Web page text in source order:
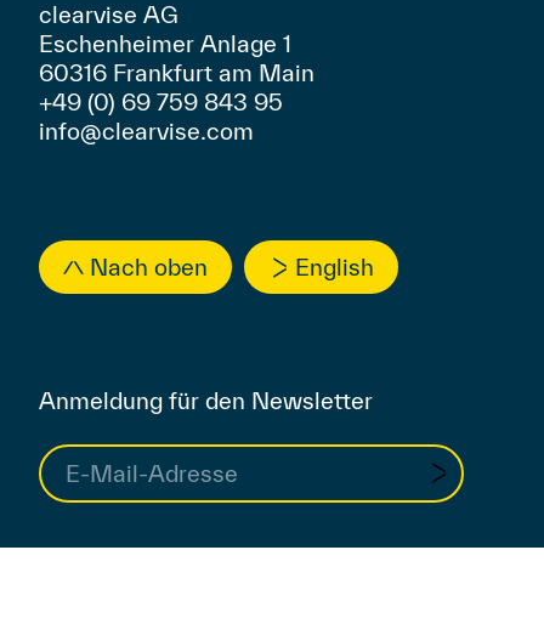
clearvise AG
Eschenheimer Anlage 1
60316 Frankfurt am Main
+49 (0) 69 759 843 95
info@clearvise.com
Nach oben English
Anmeldung für den Newsletter